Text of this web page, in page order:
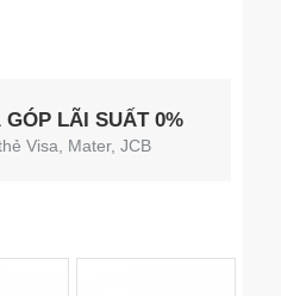
GÓP LÃI SUẤT 0%
Visa, Mater, JCB